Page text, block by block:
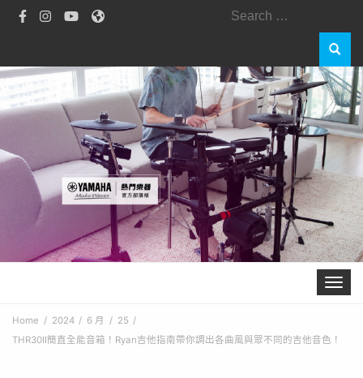
Toggle
Home 2024 6 月
25
THR30II簡直全能音箱！Ryan吉他指南帶你調出各曲風與眾不同的吉他音色！